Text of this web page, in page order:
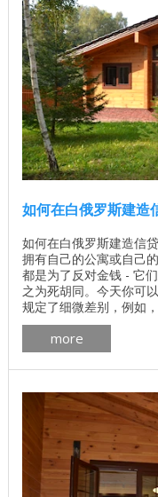
如何在白俄罗斯建造
如何在白俄罗斯建造信
拥有自己的公寓或自己
都是为了反对金钱 - 它
之为死胡同。今天你可
规定了细微差别，例如
贷资源。实际上，无论
是你有机会建造信贷上
择，即银行信贷计划，
议，准备建立信用交钥
more